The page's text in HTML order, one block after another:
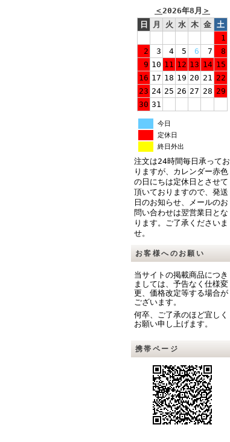
＜2026年8月 ＞
日
月 火 水 木 金 土
1
2
3 4 5 6 7
8
9 10 11 12 13 14 15
16 17 18 19 20 21 22
23 24 25 26 27 28 29
30 31
今日
定休日
終日外出
注文は24時間毎日承ってお
りますが、カレンダー赤色
の日にちは定休日とさせて
頂いておりますので、発送
日のお知らせ、メールのお
問い合わせは翌営業日とな
ります。ご了承くださいま
せ。
お客様へのお願い
当サイトの掲載商品につき
ましては、予告なく仕様変
更、価格改定等する場合が
ございます。
何卒、ご了承のほど宜しく
お願い申し上げます。
携帯ページ